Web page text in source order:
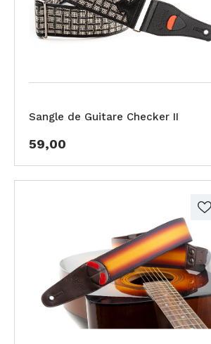
Sangle de Guitare Checker II
59,00